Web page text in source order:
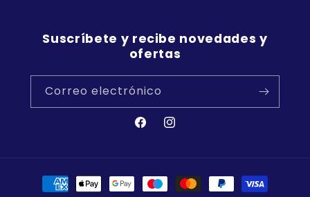
Suscríbete y recibe novedades y
ofertas
Correo electrónico
FacebookInstagram
Formas